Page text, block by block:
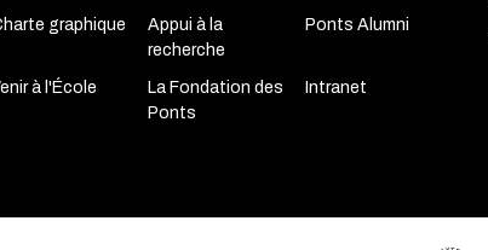
graphique
Appui à la
recherche
Ponts Alumni
à l'École
La Fondation des
Ponts
Intranet